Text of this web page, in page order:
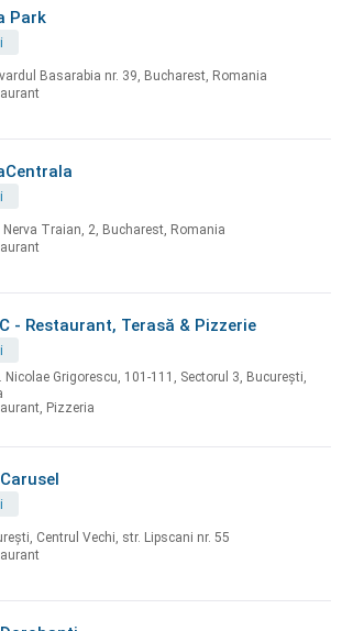
Park
Basarabia nr. 39, Bucharest, Romania
Nerva Traian, 2, Bucharest, Romania
- Restaurant, Terasă & Pizzerie
Nicolae Grigorescu, 101-111, Sectorul 3, Bucureşti,
Pizzeria
Centrul Vechi, str. Lipscani nr. 55